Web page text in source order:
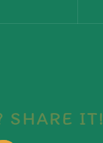
SHARE IT!